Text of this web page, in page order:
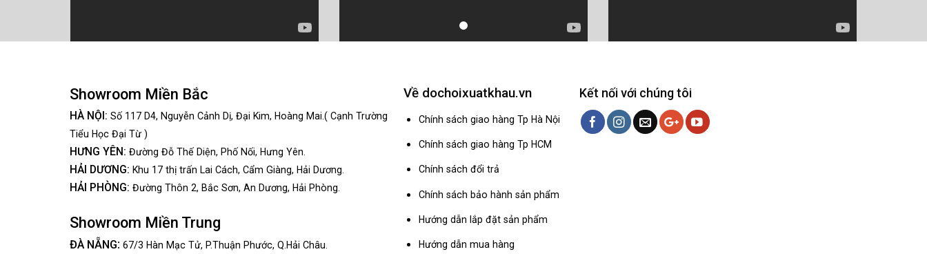
Showroom Miền Bắc
HÀ NỘI: Số 117 D4, Nguyễn Cảnh Dị, Đại Kim, Hoàng Mai.( Cạnh Trường
Tiểu Học Đại Từ )
HƯNG YÊN: Đường Đỗ Thế Diện, Phố Nối, Hưng Yên.
HẢI DƯƠNG: Khu 17 thị trấn Lai Cách, Cẩm Giàng, Hải Dương.
HẢI PHÒNG: Đường Thôn 2, Bắc Sơn, An Dương, Hải Phòng.
Showroom Miền Trung
ĐÀ NẴNG: 67/3 Hàn Mạc Tử, P.Thuận Phước, Q.Hải Châu.
Về dochoixuatkhau.vn
Chính sách giao hàng Tp Hà Nội
Chính sách giao hàng Tp HCM
Chính sách đổi trả
Chính sách bảo hành sản phẩm
Hướng dẫn lắp đặt sản phẩm
Hướng dẫn mua hàng
Kết nối với chúng tôi